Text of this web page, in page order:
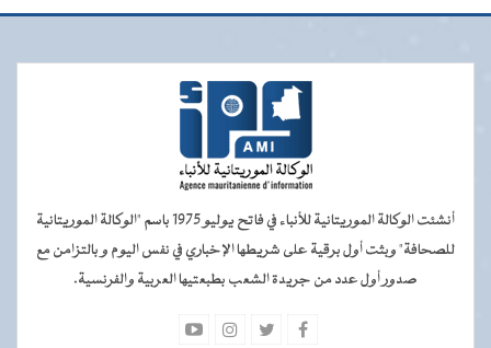
أنشئت الوكالة الموريتانية للأنباء في فاتح يوليو 1975 باسم "الوكالة الموريتانية
للصحافة" وبثت أول برقية على شريطها الإخباري في نفس اليوم و بالتزامن مع
صدور أول عدد من جريدة الشعب بطبعتيها العربية والفرنسية.